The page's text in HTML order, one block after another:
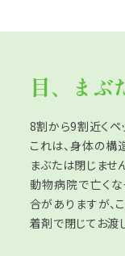
目、まぶ
8割から9割近くペ
これは、身体の
まぶたは閉じませ
動物病院で亡く
合がありますが、
着剤で閉じてお渡